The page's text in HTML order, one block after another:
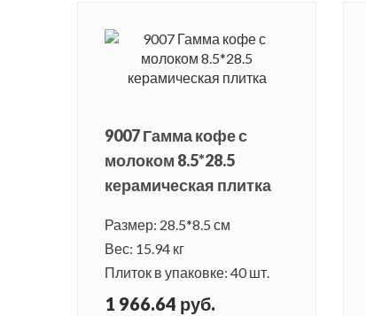
9007 Гамма кофе с
молоком 8.5*28.5
керамическая плитка
Размер: 28.5*8.5 см
Вес: 15.94 кг
Плиток в упаковке: 40 шт.
1 966.64 руб.